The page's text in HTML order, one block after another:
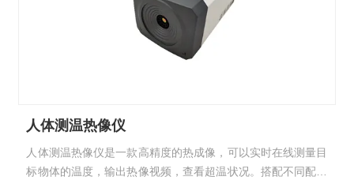
人体测温热像仪
人体测温热像仪是一款高精度的热成像，可以实时在线测量目
标物体的温度，输出热像视频，查看超温状况。搭配不同配套